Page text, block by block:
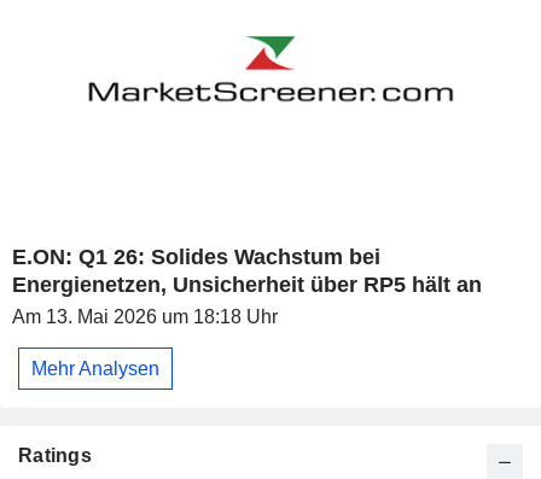
E.ON: Q1 26: Solides Wachstum bei
Energienetzen, Unsicherheit über RP5 hält an
Am 13. Mai 2026 um 18:18 Uhr
Mehr Analysen
Ratings